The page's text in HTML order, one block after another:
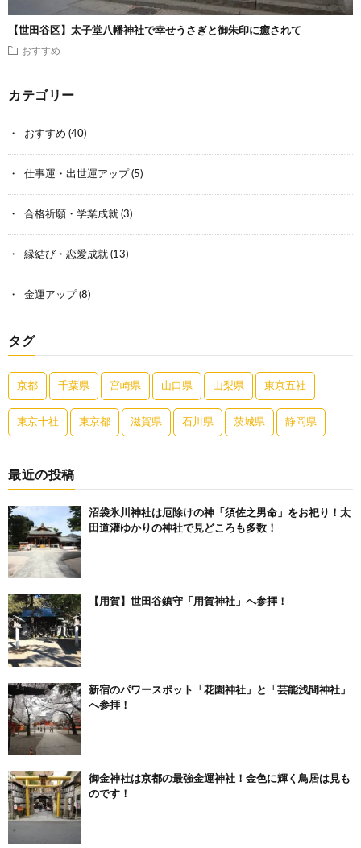
【世田谷区】太子堂八幡神社で幸せうさぎと御朱印に癒されて
おすすめ
カテゴリー
おすすめ (40)
仕事運・出世運アップ (5)
合格祈願・学業成就 (3)
縁結び・恋愛成就 (13)
金運アップ (8)
タグ
京都 千葉県 宮崎県 山口県 山梨県 東京五社
東京十社 東京都 滋賀県 石川県 茨城県 静岡県
最近の投稿
沼袋氷川神社は厄除けの神「須佐之男命」をお祀り！太
田道灌ゆかりの神社で見どころも多数！
【用賀】世田谷鎮守「用賀神社」へ参拝！
新宿のパワースポット「花園神社」と「芸能浅間神社」
へ参拝！
御金神社は京都の最強金運神社！金色に輝く鳥居は見も
のです！